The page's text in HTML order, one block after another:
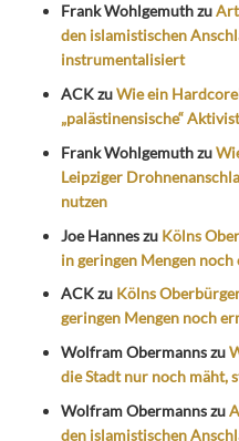
Frank Wohlgemuthzu
den islamistischen
instrumentalisiert
ACKzuWie ein
„palästinensische“
Frank Wohlgemuthzu
Leipziger
nutzen
Joe Hanneszu Kölns
in geringen Mengen
ACKzu Kölns
geringen Mengen noch
Wolfram Obermannszu
die Stadt nur noch mäht,
Wolfram Obermannszu
den islamistischen